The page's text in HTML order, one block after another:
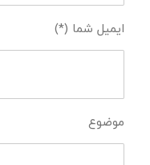
ایمیل شما (*)
موضوع